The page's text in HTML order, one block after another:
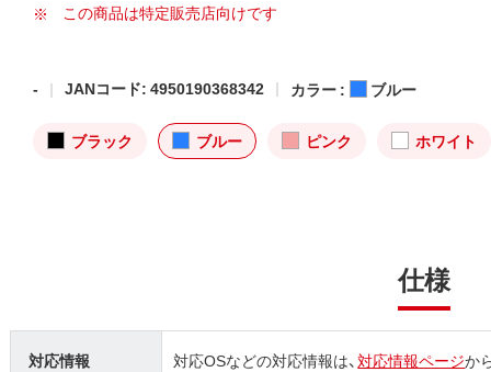
この商品は特定販売店向けです
- JANコード: 4950190368342 カラー : ブルー
ブラック ブルー ピンク ホワイト
仕様
対応情報 対応OSなどの対応情報は、対応情報ページか